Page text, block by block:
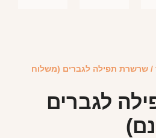
/ שרשרת תפילה לגברים (משלוח
לגברים